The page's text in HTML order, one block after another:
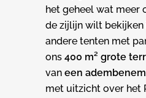
het geheel wat meer
de zijlijn wilt bekijken
andere tenten met
ons 400 m² grote
van een
met uitzicht over het